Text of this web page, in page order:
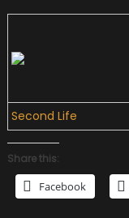
Second Life
Share this:
Facebook